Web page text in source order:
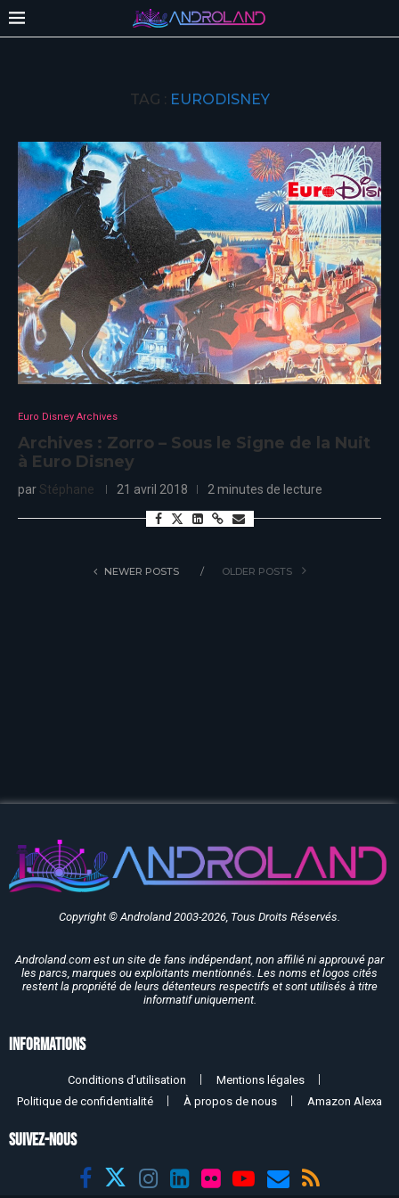
TAG : EURODISNEY
Euro Disney Archives
Archives : Zorro – Sous le Signe de la Nuit
à Euro Disney
par Stéphane 21 avril 2018 2 minutes de lecture
NEWER POSTS OLDER POSTS
Copyright © Androland 2003-2026, Tous Droits Réservés.
Androland.com est un site de fans indépendant, non affilié ni approuvé par
les parcs, marques ou exploitants mentionnés. Les noms et logos cités
restent la propriété de leurs détenteurs respectifs et sont utilisés à titre
informatif uniquement.
Informations
Conditions d’utilisation
Mentions légales
Politique de confidentialité
À propos de nous Amazon Alexa
SUIVEZ-NOUS